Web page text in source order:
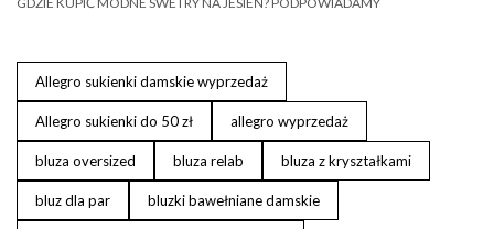
Allegro sukienki damskie wyprzedaż
Allegro sukienki do 50 zł allegro wyprzedaż
bluza oversized bluza relab bluza z kryształkami
bluz dla par bluzki bawełniane damskie